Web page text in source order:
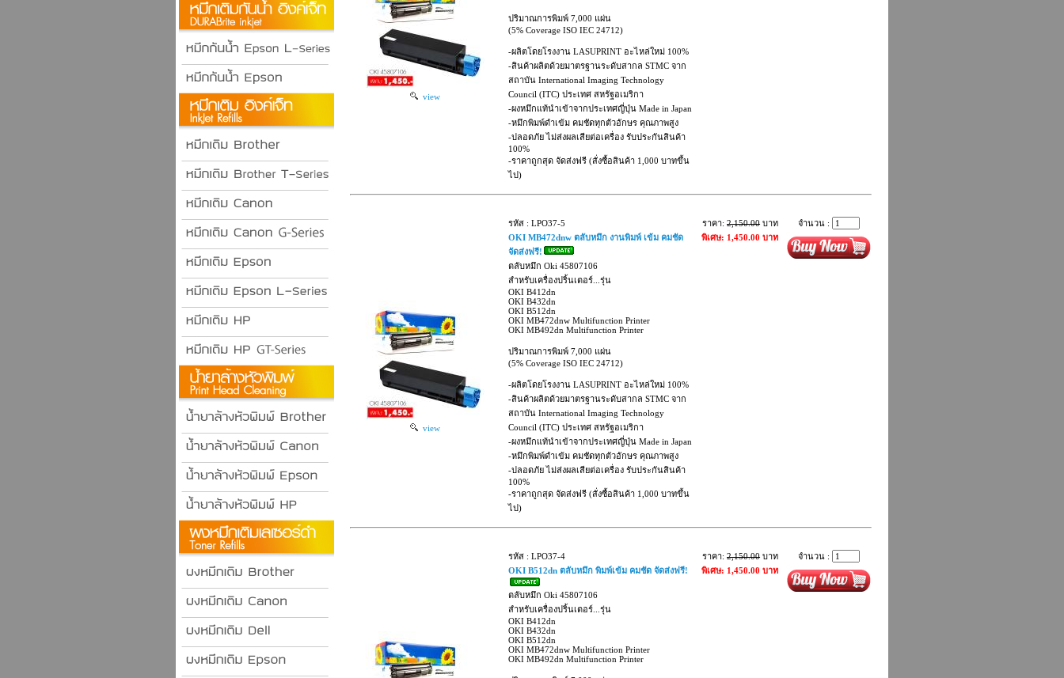
view
ปริมาณการพิมพ์ 7,000 แผ่น
(5% Coverage ISO IEC 24712)
-ผลิตโดยโรงงาน LASUPRINT อะไหล่ใหม่ 100%
-สินค้าผลิตด้วยมาตรฐานระดับสากล STMC จาก
สถาบัน International Imaging Technology
Council (ITC) ประเทศ สหรัฐอเมริกา
-ผงหมึกแท้นำเข้าจากประเทศญี่ปุ่น Made in Japan
-หมึกพิมพ์ดำเข้ม คมชัดทุกตัวอักษร คุณภาพสูง
-ปลอดภัย ไม่ส่งผลเสียต่อเครื่อง รับประกันสินค้า
100%
-ราคาถูกสุด จัดส่งฟรี (สั่งซื้อสินค้า 1,000 บาทขึ้น
ไป)
view
รหัส : LPO37-5
OKI MB472dnw ตลับหมึก งานพิมพ์ เข้ม คมชัด
จัดส่งฟรี!
ตลับหมึก Oki 45807106
สำหรับเครื่องปริ้นเตอร์...รุ่น
OKI B412dn
OKI B432dn
OKI B512dn
OKI MB472dnw Multifunction Printer
OKI MB492dn Multifunction Printer
ปริมาณการพิมพ์ 7,000 แผ่น
(5% Coverage ISO IEC 24712)
-ผลิตโดยโรงงาน LASUPRINT อะไหล่ใหม่ 100%
-สินค้าผลิตด้วยมาตรฐานระดับสากล STMC จาก
สถาบัน International Imaging Technology
Council (ITC) ประเทศ สหรัฐอเมริกา
-ผงหมึกแท้นำเข้าจากประเทศญี่ปุ่น Made in Japan
-หมึกพิมพ์ดำเข้ม คมชัดทุกตัวอักษร คุณภาพสูง
-ปลอดภัย ไม่ส่งผลเสียต่อเครื่อง รับประกันสินค้า
100%
-ราคาถูกสุด จัดส่งฟรี (สั่งซื้อสินค้า 1,000 บาทขึ้น
ไป)
ราคา:2,150.00 บาท
พิเศษ: 1,450.00 บาท
จำนวน :
รหัส : LPO37-4
OKI B512dn ตลับหมึก พิมพ์เข้ม คมชัด จัดส่งฟรี!
ตลับหมึก Oki 45807106
สำหรับเครื่องปริ้นเตอร์...รุ่น
OKI B412dn
OKI B432dn
OKI B512dn
OKI MB472dnw Multifunction Printer
OKI MB492dn Multifunction Printer
ราคา:2,150.00 บาท
พิเศษ: 1,450.00 บาท
จำนวน :